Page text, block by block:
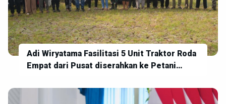
Adi Wiryatama Fasilitasi 5 Unit Traktor Roda
Empat dari Pusat diserahkan ke Petani